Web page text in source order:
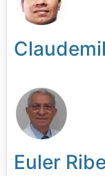
Euler